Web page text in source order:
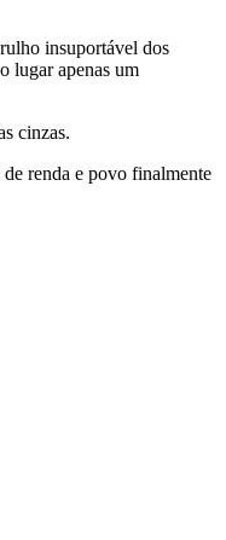
insuportável dos
lugar apenas um
cinzas.
renda e povo finalmente